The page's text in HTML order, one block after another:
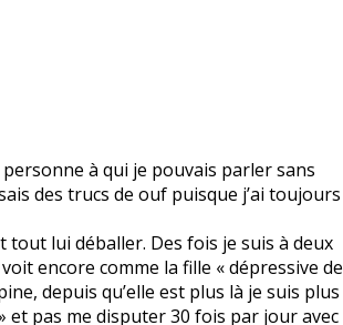
à qui je pouvais parler sans
des trucs de ouf puisque j’ai toujours
tout lui déballer. Des fois je suis à deux
encore comme la fille « dépressive de
depuis qu’elle est plus là je suis plus
et pas me disputer 30 fois par jour avec